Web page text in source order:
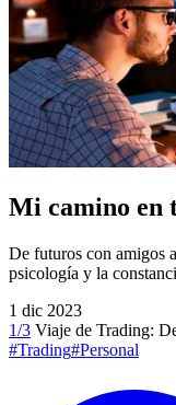
Mi camino en
De futuros con amigos
psicología y la
1 dic 2023
1/3 Viaje de Trading:
#Trading#Personal